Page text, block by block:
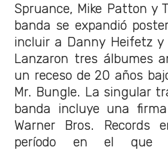
Spruance, Mike Patton y
banda se expandió
incluir a Danny Heifetz y
Lanzaron tres álbumes
un receso de 20 años
Mr. Bungle. La singular
banda incluye una
Warner Bros. Records
período en el que